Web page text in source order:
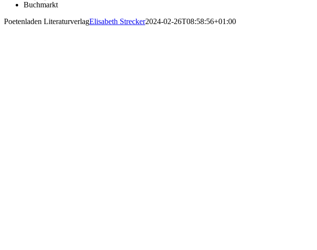
Buchmarkt
Poetenladen LiteraturverlagElisabeth Strecker2024-02-26T08:58:56+01:00